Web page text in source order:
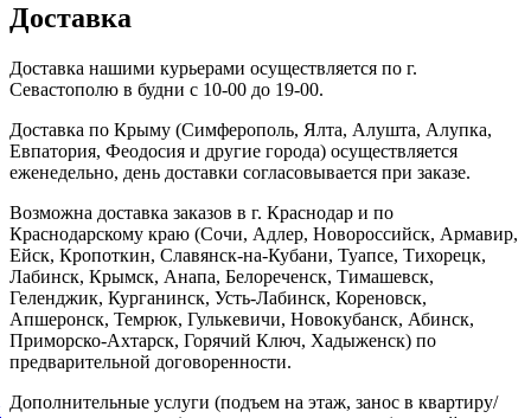
Доставка
Доставка нашими курьерами осуществляется по г.
Севастополю в будни с 10-00 до 19-00.
Доставка по Крыму (Симферополь, Ялта, Алушта, Алупка,
Евпатория, Феодосия и другие города) осуществляется
еженедельно, день доставки согласовывается при заказе.
Возможна доставка заказов в г. Краснодар и по
Краснодарскому краю (Сочи, Адлер, Новороссийск, Армавир,
Ейск, Кропоткин, Славянск-на-Кубани, Туапсе, Тихорецк,
Лабинск, Крымск, Анапа, Белореченск, Тимашевск,
Геленджик, Курганинск, Усть-Лабинск, Кореновск,
Апшеронск, Темрюк, Гулькевичи, Новокубанск, Абинск,
Приморско-Ахтарск, Горячий Ключ, Хадыженск) по
предварительной договоренности.
Дополнительные услуги (подъем на этаж, занос в квартиру/